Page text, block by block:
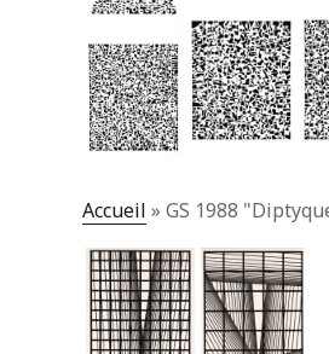
Accueil »GS 1988